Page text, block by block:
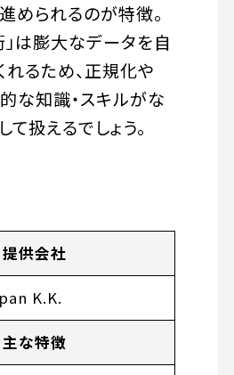
められるのが特徴。
」は膨大なデータを自
れるため、正規化や
な知識・スキルがな
扱えるでしょう。
提供会社
K.K.
主な特徴